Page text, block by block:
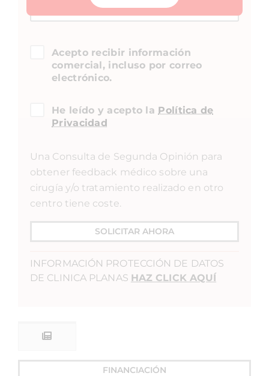
Acepto recibir información
comercial, incluso por correo
electrónico.
He leído y acepto la Política de
Privacidad
Una Consulta de Segunda Opinión para
obtener feedback médico sobre una
cirugía y/o tratamiento realizado en otro
centro tiene coste.
SOLICITAR AHORA
INFORMACIÓN PROTECCIÓN DE DATOS
DE CLINICA PLANAS HAZ CLICK AQUÍ
FINANCIACIÓN